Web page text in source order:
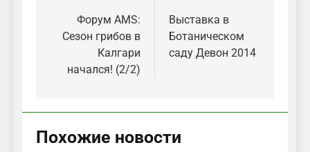
записям
Форум AMS:
Сезон грибов в
Калгари
начался! (2/2)
Выставка в
Ботаническом
саду Девон 2014
Похожие новости